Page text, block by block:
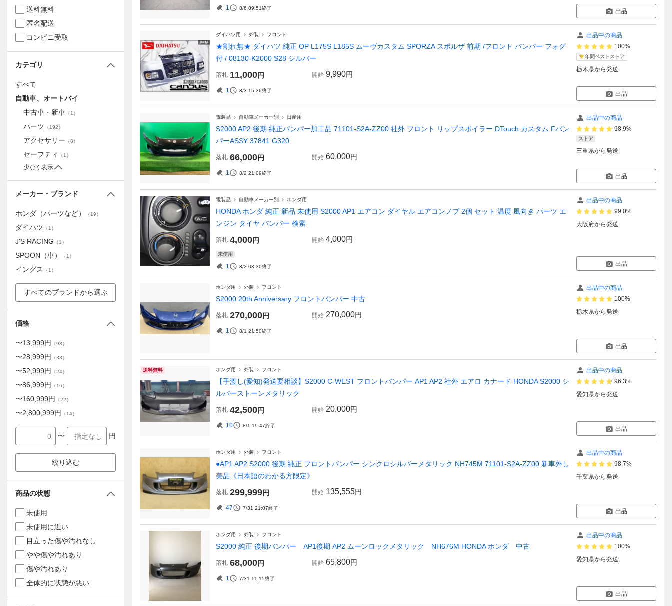
1 8/6 09:51終了 出品
ダイハツ用 外装 フロント
★割れ無★ ダイハツ 純正 OP L175S L185S ムーヴカスタム SPORZA スポルザ 前期 /フロント バンパー フォグ
付 / 08130-K2000 S28 シルバー
落札 11,000円 開始 9,990円
1 8/3 15:36終了
出品中の商品
100%
年間ベストストア
栃木県から発送
出品
電装品 自動車メーカー別 日産用
S2000 AP2 後期 純正バンパー加工品 71101-S2A-ZZ00 社外 フロント リップスポイラー DTouch カスタム Fバン
パーASSY 37841 G320
落札 66,000円 開始 60,000円
1 8/2 21:09終了
出品中の商品
98.9%
ストア
三重県から発送
出品
電装品 自動車メーカー別 ホンダ用
HONDA ホンダ 純正 新品 未使用 S2000 AP1 エアコン ダイヤル エアコンノブ 2個 セット 温度 風向き パーツ エ
ンジン タイヤ バンパー 検索
落札 4,000円 開始 4,000円
未使用
1 8/2 03:30終了
出品中の商品
99.0%
大阪府から発送
出品
ホンダ用 外装 フロント
S2000 20th Anniversary フロントバンパー 中古
落札 270,000円 開始 270,000円
1 8/1 21:50終了
出品中の商品
100%
栃木県から発送
出品
送料無料 ホンダ用 外装 フロント
【手渡し(愛知)発送要相談】S2000 C-WEST フロントバンパー AP1 AP2 社外 エアロ カナード HONDA S2000 シ
ルバーストーンメタリック
落札 42,500円 開始 20,000円
10 8/1 19:47終了
出品中の商品
96.3%
愛知県から発送
出品
ホンダ用 外装 フロント
●AP1 AP2 S2000 後期 純正 フロントバンパー シンクロシルバーメタリック NH745M 71101-S2A-ZZ00 新車外し
美品《日本語のわかる方限定》
落札 299,999円 開始 135,555円
47 7/31 21:07終了
出品中の商品
98.7%
千葉県から発送
出品
ホンダ用 外装 フロント
S2000 純正 後期バンパー AP1後期 AP2 ムーンロックメタリック NH676M HONDA ホンダ 中古
落札 68,000円 開始 65,800円
1 7/31 11:15終了
出品中の商品
100%
愛知県から発送
出品
送料無料
匿名配送
コンビニ受取
カテゴリ
すべて
自動車、オートバイ
中古車・新車 （1 ）
パーツ （192）
アクセサリー （8）
セーフティ （1 ）
少なく表示
メーカー・ブランド
ホンダ（パーツなど） （19）
ダイハツ （1 ）
J'S RACING （1 ）
SPOON（車） （1 ）
イングス （1 ）
すべてのブランドから選ぶ
価格
〜13,999円 （93）
〜28,999円 （33）
〜52,999円 （24）
〜86,999円 （16）
〜160,999円 （22）
〜2,800,999円 （14）
〜 円
絞り込む
商品の状態
未使用
未使用に近い
目立った傷や汚れなし
やや傷や汚れあり
傷や汚れあり
全体的に状態が悪い